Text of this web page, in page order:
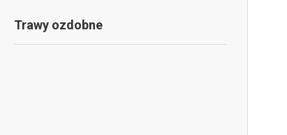
Trawy ozdobne